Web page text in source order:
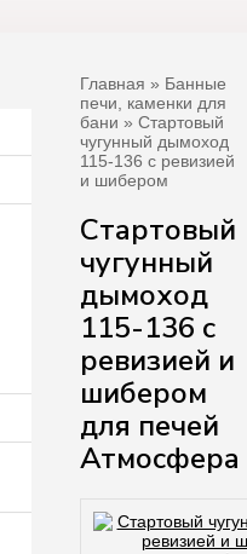
Главная » Банные
печи, каменки для
бани » Стартовый
чугунный дымоход
115-136 с ревизией
и шибером
Стартовый
чугунный
дымоход
115-136 с
ревизией и
шибером
для печей
Атмосфера